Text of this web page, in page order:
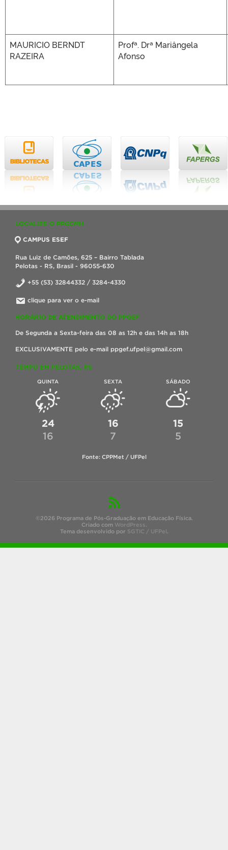
MAURICIO BERNDT
RAZEIRA
Profª. Drª Mariângela
Afonso
LOCALIZE O PPGCMH
CAMPUS ESEF
Rua Luiz de Camões, 625 – Bairro Tablada
Pelotas - RS, Brasil - 96055-630
+55 (53) 32844332 / 3284-4330
clique para ver o e-mail
HORÁRIO DE ATENDIMENTO DO PPGEF
De Segunda a Sexta-feira das 08 as 12h e das 14h as 18h
EXCLUSIVAMENTE pelo e-mail ppgef.ufpel@gmail.com
TEMPO EM PELOTAS, RS
QUINTA
24
16
SEXTA
16
7
SÁBADO
15
5
Fonte: CPPMet / UFPel
©2026 Programa de Pós-Graduação em Educação Física.
Criado com WordPress.
Tema desenvolvido por SGTIC / UFPel.